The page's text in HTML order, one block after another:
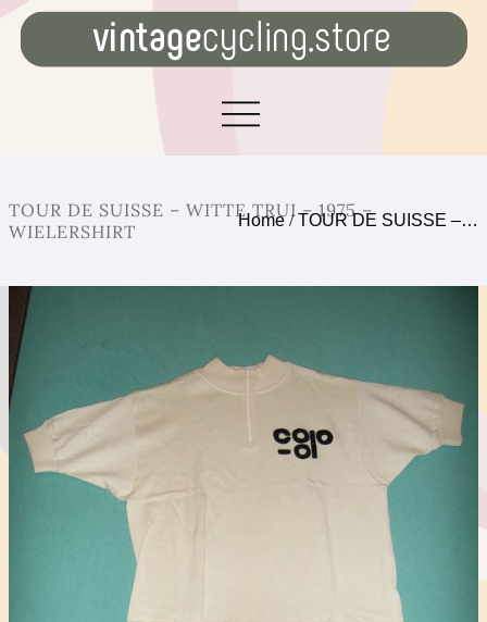
TOUR DE SUISSE – WITTE TRUI – 1975 –
WIELERSHIRT
Home/TOUR DE SUISSE –…